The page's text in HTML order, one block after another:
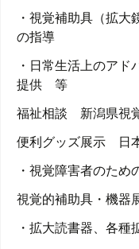
・視覚補助具（拡
の指導
・日常生活上のアド
提供 等
福祉相談 新潟県視
便利グッズ展示 日
・視覚障害者のため
視覚的補助具・機器
・拡大読書器、各